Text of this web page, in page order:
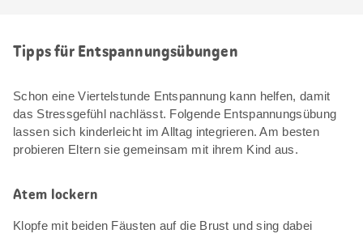
Tipps für Entspannungsübungen
Schon eine Viertelstunde Entspannung kann helfen, damit
das Stressgefühl nachlässt. Folgende Entspannungsübung
lassen sich kinderleicht im Alltag integrieren. Am besten
probieren Eltern sie gemeinsam mit ihrem Kind aus.
Atem lockern
Klopfe mit beiden Fäusten auf die Brust und sing dabei